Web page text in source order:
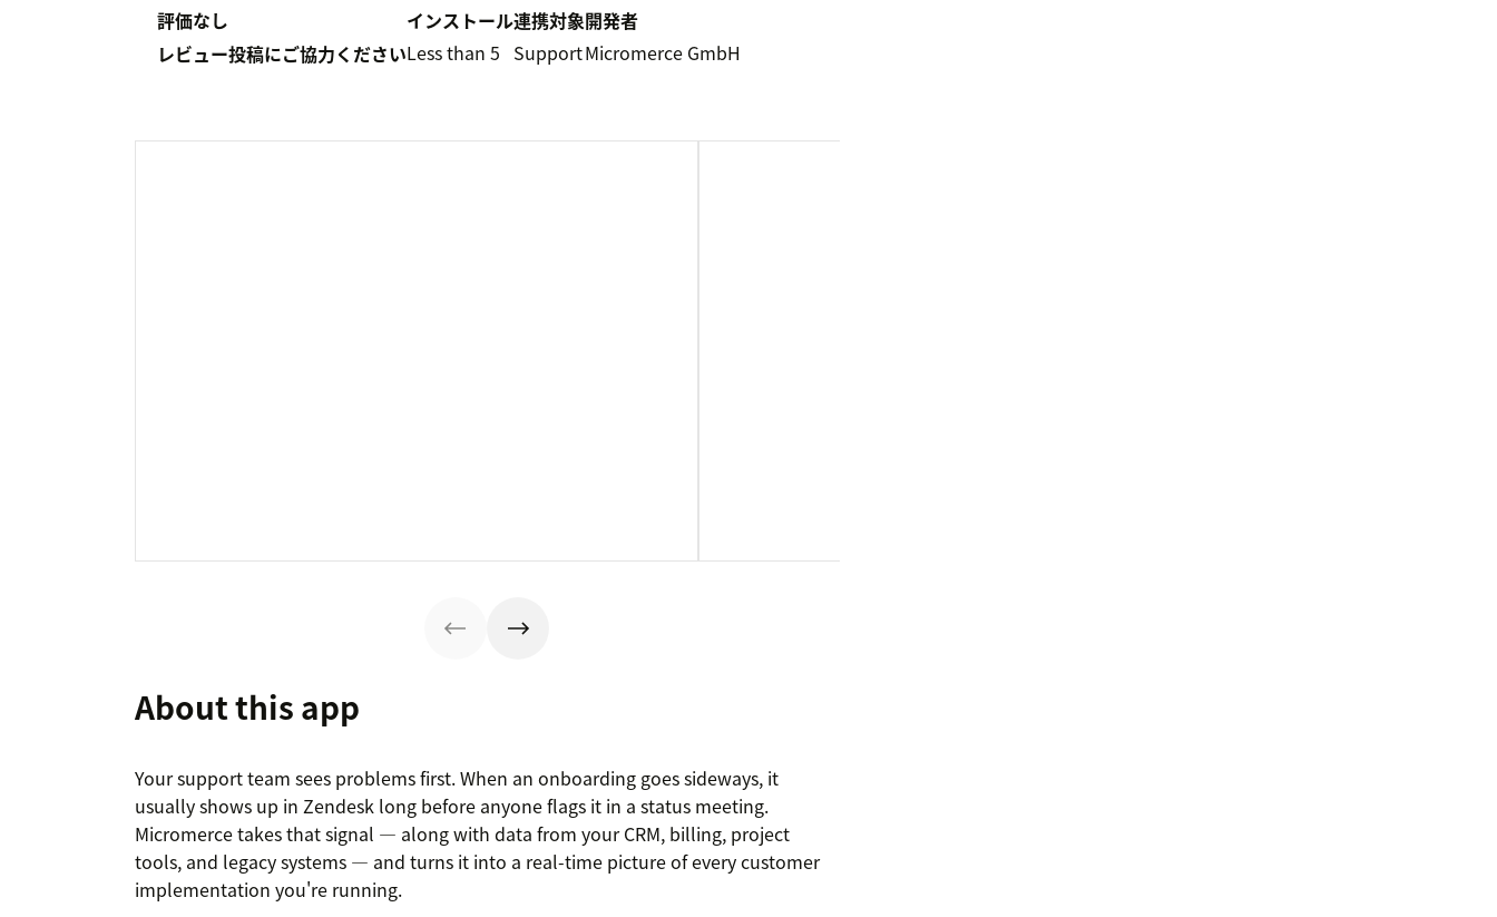
評価なし
レビュー投稿にご協力ください
インストール
Less than 5
連携対象
Support
開発者
Micromerce GmbH
About this app
Your support team sees problems first. When an onboarding goes sideways, it
usually shows up in Zendesk long before anyone flags it in a status meeting.
Micromerce takes that signal — along with data from your CRM, billing, project
tools, and legacy systems — and turns it into a real-time picture of every customer
implementation you're running.